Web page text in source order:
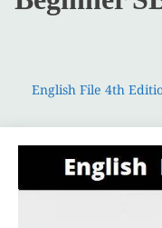
English File 4th